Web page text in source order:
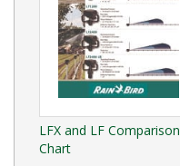
LFX and LF Comparison
Chart